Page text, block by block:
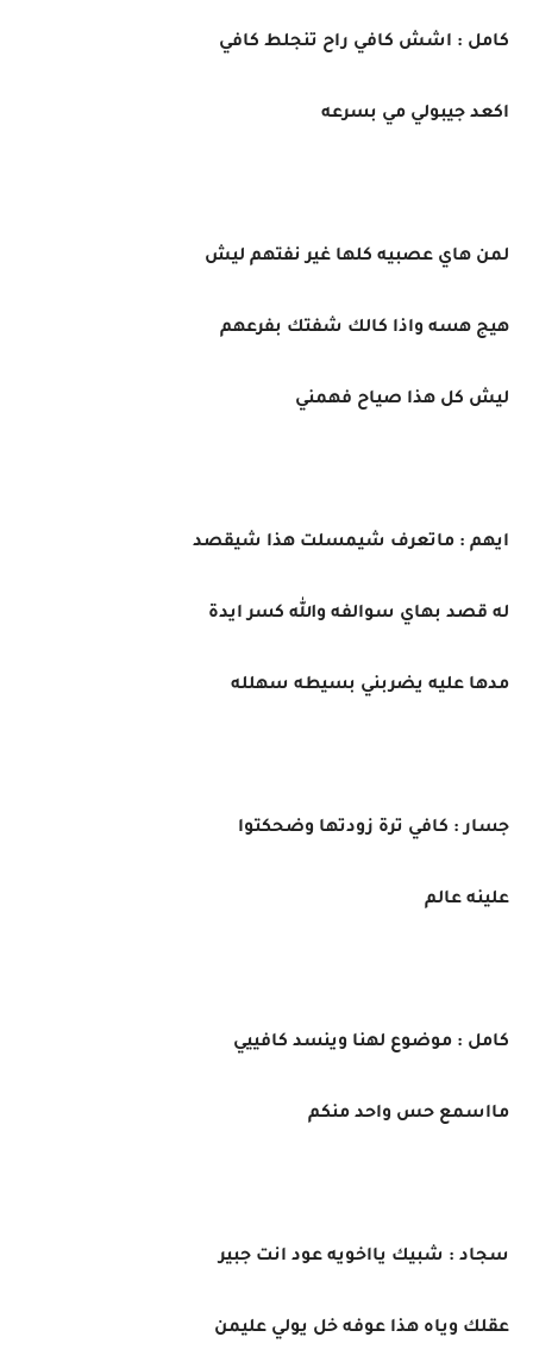
كامل : اشش كافي راح تنجلط كافي
اكعد جيبولي مي بسرعه
لمن هاي عصبيه كلها غير نفتهم ليش
هيج هسه واذا كالك شفتك بفرعهم
ليش كل هذا صياح فهمني
ايهم : ماتعرف شيمسلت هذا شيقصد
له قصد بهاي سوالفه والله كسر ايدة
مدها عليه يضربني بسيطه سهلله
جسار : كافي ترة زودتها وضحكتوا
علينه عالم
كامل : موضوع لهنا وينسد كافييي
مااسمع حس واحد منكم
سجاد : شبيك يااخويه عود انت جبير
عقلك وياه هذا عوفه خل يولي عليمن